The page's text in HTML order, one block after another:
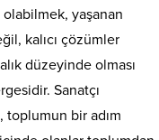
olabilmek, yaşanan
kalıcı çözümler
düzeyinde olması
Sanatçı
bir adım